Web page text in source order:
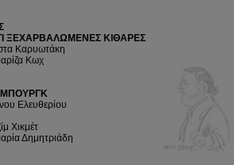
ΞΕΧΑΡΒΑΛΩΜΕΝΕΣ ΚΙΘΑΡΕΣ
Καρυωτάκη
Κωχ
Ελευθερίου
Χικμέτ
Δημητριάδη